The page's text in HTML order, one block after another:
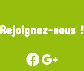
Rejoignez-nous !